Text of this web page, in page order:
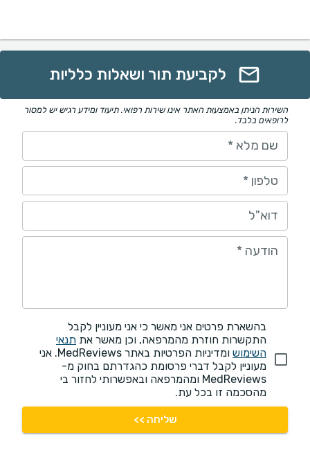
לקביעת תור ושאלות כלליות
השירות הניתן באמצעות האתר אינו שירות רפואי. תיעוד ומידע רגיש יש למסור
לרופאים בלבד.
שם מלא *
טלפון *
דוא"ל
הודעה *
בהשארת פרטים אני מאשר כי אני מעוניין לקבל
התקשרות חוזרת מהמרפאה, וכן מאשר את תנאי
השימוש
ומדיניות הפרטיות באתר MedReviews. אני
מעוניין לקבל דברי פרסומת כהגדרתם בחוק מ-
MedReviews ומהמרפאה ובאפשרותי לחזור בי
מהסכמה זו בכל עת.
שליחה >>